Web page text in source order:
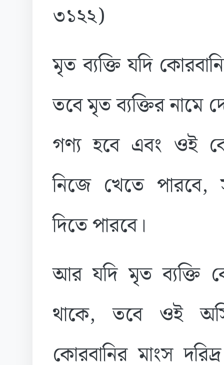
৩১২২)
মৃত ব্যক্তি যদি
তবে মৃত ব্যক্তির নামে
গণ্য হবে এবং ওই
নিজে খেতে পারবে,
দিতে পারবে।
আর যদি মৃত ব্যক্তি
থাকে, তবে ওই
কোরবানির মাংস